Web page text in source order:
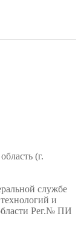
(г.
службе
и
Рег.№ ПИ